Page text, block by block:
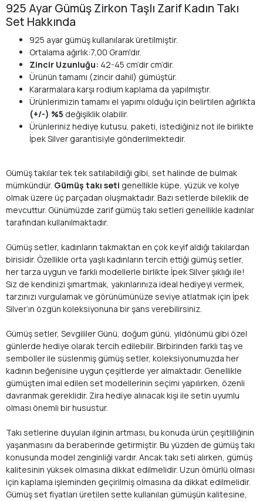
925 Ayar Gümüş Zirkon Taşlı Zarif Kadın Takı
Set Hakkında
925 ayar gümüş kullanılarak üretilmiştir.
Ortalama ağırlık:7,00 Gram'dır.
Zincir Uzunluğu: 42-45 cm’dir cm’dir.
Ürünün tamamı (zincir dahil) gümüştür.
Kararmalara karşı rodium kaplama da yapılmıştır.
Ürünlerimizin tamamı el yapımı olduğu için belirtilen ağırlıkta
(+/-) %5 değişiklik olabilir.
Ürünleriniz hediye kutusu, paketi, istediğiniz not ile birlikte
İpek Silver garantisiyle gönderilmektedir.
Gümüş takılar tek tek satılabildiği gibi, set halinde de bulmak
mümkündür. Gümüş takı seti genellikle küpe, yüzük ve kolye
olmak üzere üç parçadan oluşmaktadır. Bazı setlerde bileklik de
mevcuttur. Günümüzde zarif gümüş takı setleri genellikle kadınlar
tarafından kullanılmaktadır.
Gümüş setler, kadınların takmaktan en çok keyif aldığı takılardan
birisidir. Özellikle orta yaşlı kadınların tercih ettiği gümüş setler,
her tarza uygun ve farklı modellerle birlikte İpek Silver şıklığı ile!
Siz de kendinizi şımartmak, yakınlarınıza ideal hediyeyi vermek,
tarzınızı vurgulamak ve görünümünüze seviye atlatmak için İpek
Silver’ın özgün koleksiyonuna bir şans verebilirsiniz.
Gümüş setler, Sevgililer Günü, doğum günü, yıldönümü gibi özel
günlerde hediye olarak tercih edilebilir. Birbirinden farklı taş ve
semboller ile süslenmiş gümüş setler, koleksiyonumuzda her
kadının beğenisine uygun çeşitlerde yer almaktadır. Genellikle
gümüşten imal edilen set modellerinin seçimi yapılırken, özenli
davranmak gereklidir. Zira hediye alınacak kişi ile setin uyumlu
olması önemli bir husustur.
Takı setlerine duyulan ilginin artması, bu konuda ürün çeşitliliğinin
yaşanmasını da beraberinde getirmiştir. Bu yüzden de gümüş takı
konusunda model zenginliği vardır. Ancak takı seti alırken, gümüş
kalitesinin yüksek olmasına dikkat edilmelidir. Uzun ömürlü olması
için kaplama işleminden geçirilmiş olmasına da dikkat edilmelidir.
Gümüş set fiyatları üretilen sette kullanılan gümüşün kalitesine,